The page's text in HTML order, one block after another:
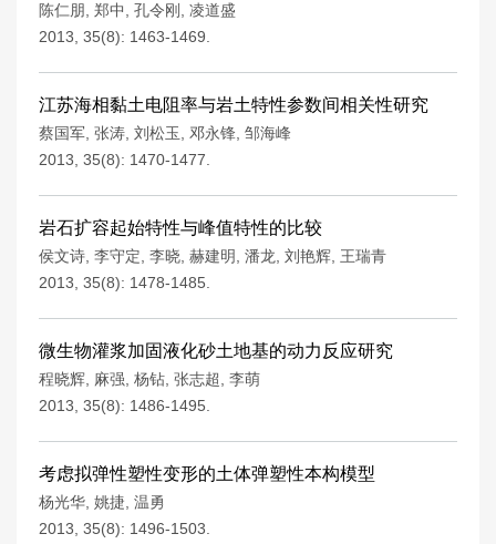
陈仁朋 郑中 孔令刚
凌道盛
2013, 35(8): 1463-1469.
江苏海相黏土电阻率与岩土特性参数间相关性研究
蔡国军 张涛 刘松玉 邓永锋 邹海峰
2013, 35(8): 1470-1477.
岩石扩容起始特性与峰值特性的比较
侯文诗 李守定 李晓 赫建明 潘龙 刘艳辉 王瑞青
2013, 35(8): 1478-1485.
微生物灌浆加固液化砂土地基的动力反应研究
程晓辉 麻强 杨钻 张志超
李萌
2013, 35(8): 1486-1495.
考虑拟弹性塑性变形的土体弹塑性本构模型
杨光华 姚捷 温勇
2013, 35(8): 1496-1503.